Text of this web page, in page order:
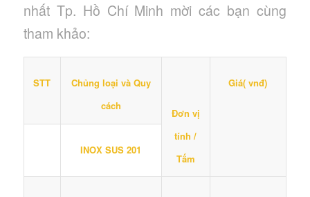
nhất Tp. Hồ Chí Minh mời các bạn cùng
tham khảo:
STT
Chủng loại và Quy
cách
Đơn vị
tính /
Tấm
Giá( vnđ)
INOX SUS 201